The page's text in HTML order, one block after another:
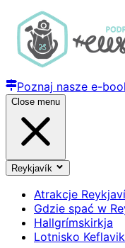
Poznaj nasze e-
Close menu
Reykjavík
Atrakcje
Gdzie spać w
Hallgrímskirkja
Lotnisko Keflavik